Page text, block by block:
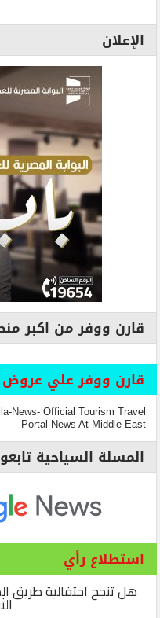
الإعلان
قارن ووفر من اكبر
قارن ووفر علي عروض
News- Official Tourism Travel
Portal News At Middle East
المسلة السياحية
استطلاع رأي
هل تنجح احتفالية طريق